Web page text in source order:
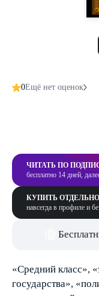
0Ещё нет оценок
ЧИТАТЬ ПО
бесплатно 14 дней,
КУПИТЬ ОТДЕЛЬНО
навсегда в профиле и
«Средний класс»,
государства»,